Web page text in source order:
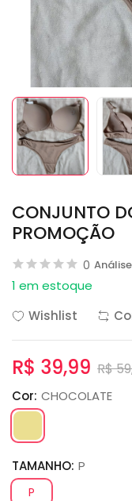
CONJUNTO
PROMOÇÃO
0 Análise
1 em estoque
Wishlist
R$ 39,99 R$
Cor: CHOCOLATE
TAMANHO: P
P